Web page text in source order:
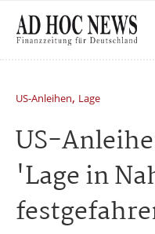
US-Anleihen, Lage
US-
'Lage in